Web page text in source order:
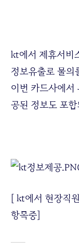
kt에서 제휴서비
정보유출로 물의
이번 카드사에서
공된 정보도 포
[ kt에서 현장직
항목중]